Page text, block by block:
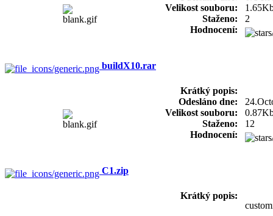
Velikost souboru:
Staženo:
2
Hodnocení:
buildX10.rar
Krátký popis:
Odesláno dne:
Velikost souboru:
Staženo:
12
Hodnocení:
C1.zip
Krátký popis: